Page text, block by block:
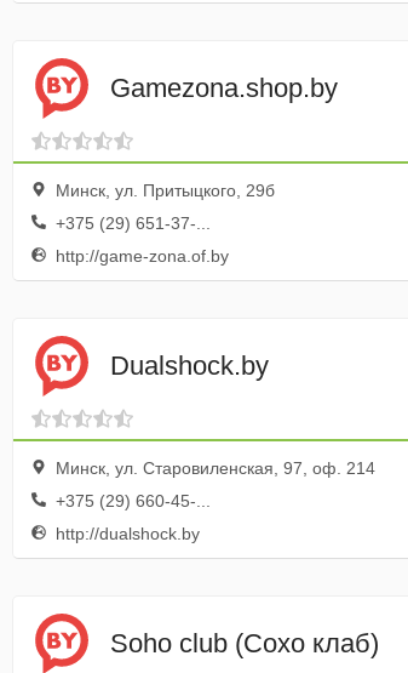
Gamezona.shop.by
Минск, ул. Притыцкого, 29б
+375 (29) 651-37-...
http://game-zona.of.by
Dualshock.by
Минск, ул. Старовиленская, 97, оф. 214
+375 (29) 660-45-...
http://dualshock.by
Soho club (Сохо клаб)